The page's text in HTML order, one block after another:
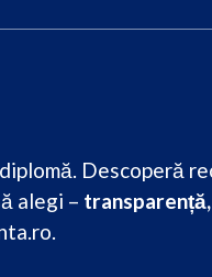
Descoperă
alegi –